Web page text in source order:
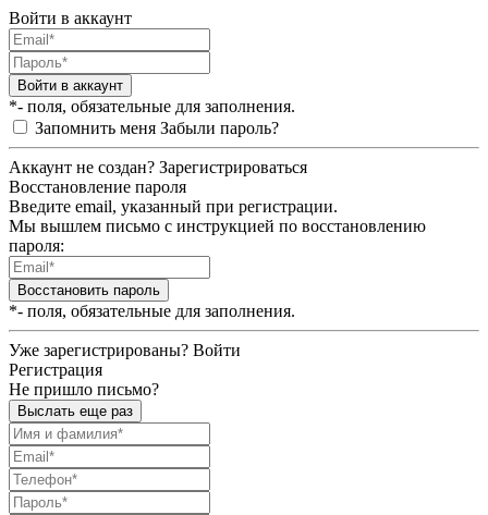
Войти в аккаунт
Войти в аккаунт
*- поля, обязательные для заполнения.
Запомнить меня Забыли пароль?
Аккаунт не создан? Зарегистрироваться
Восстановление пароля
Введите email, указанный при регистрации.
Мы вышлем письмо с инструкцией по восстановлению
пароля:
Восстановить пароль
*- поля, обязательные для заполнения.
Уже зарегистрированы? Войти
Регистрация
Не пришло письмо?
Выслать еще раз